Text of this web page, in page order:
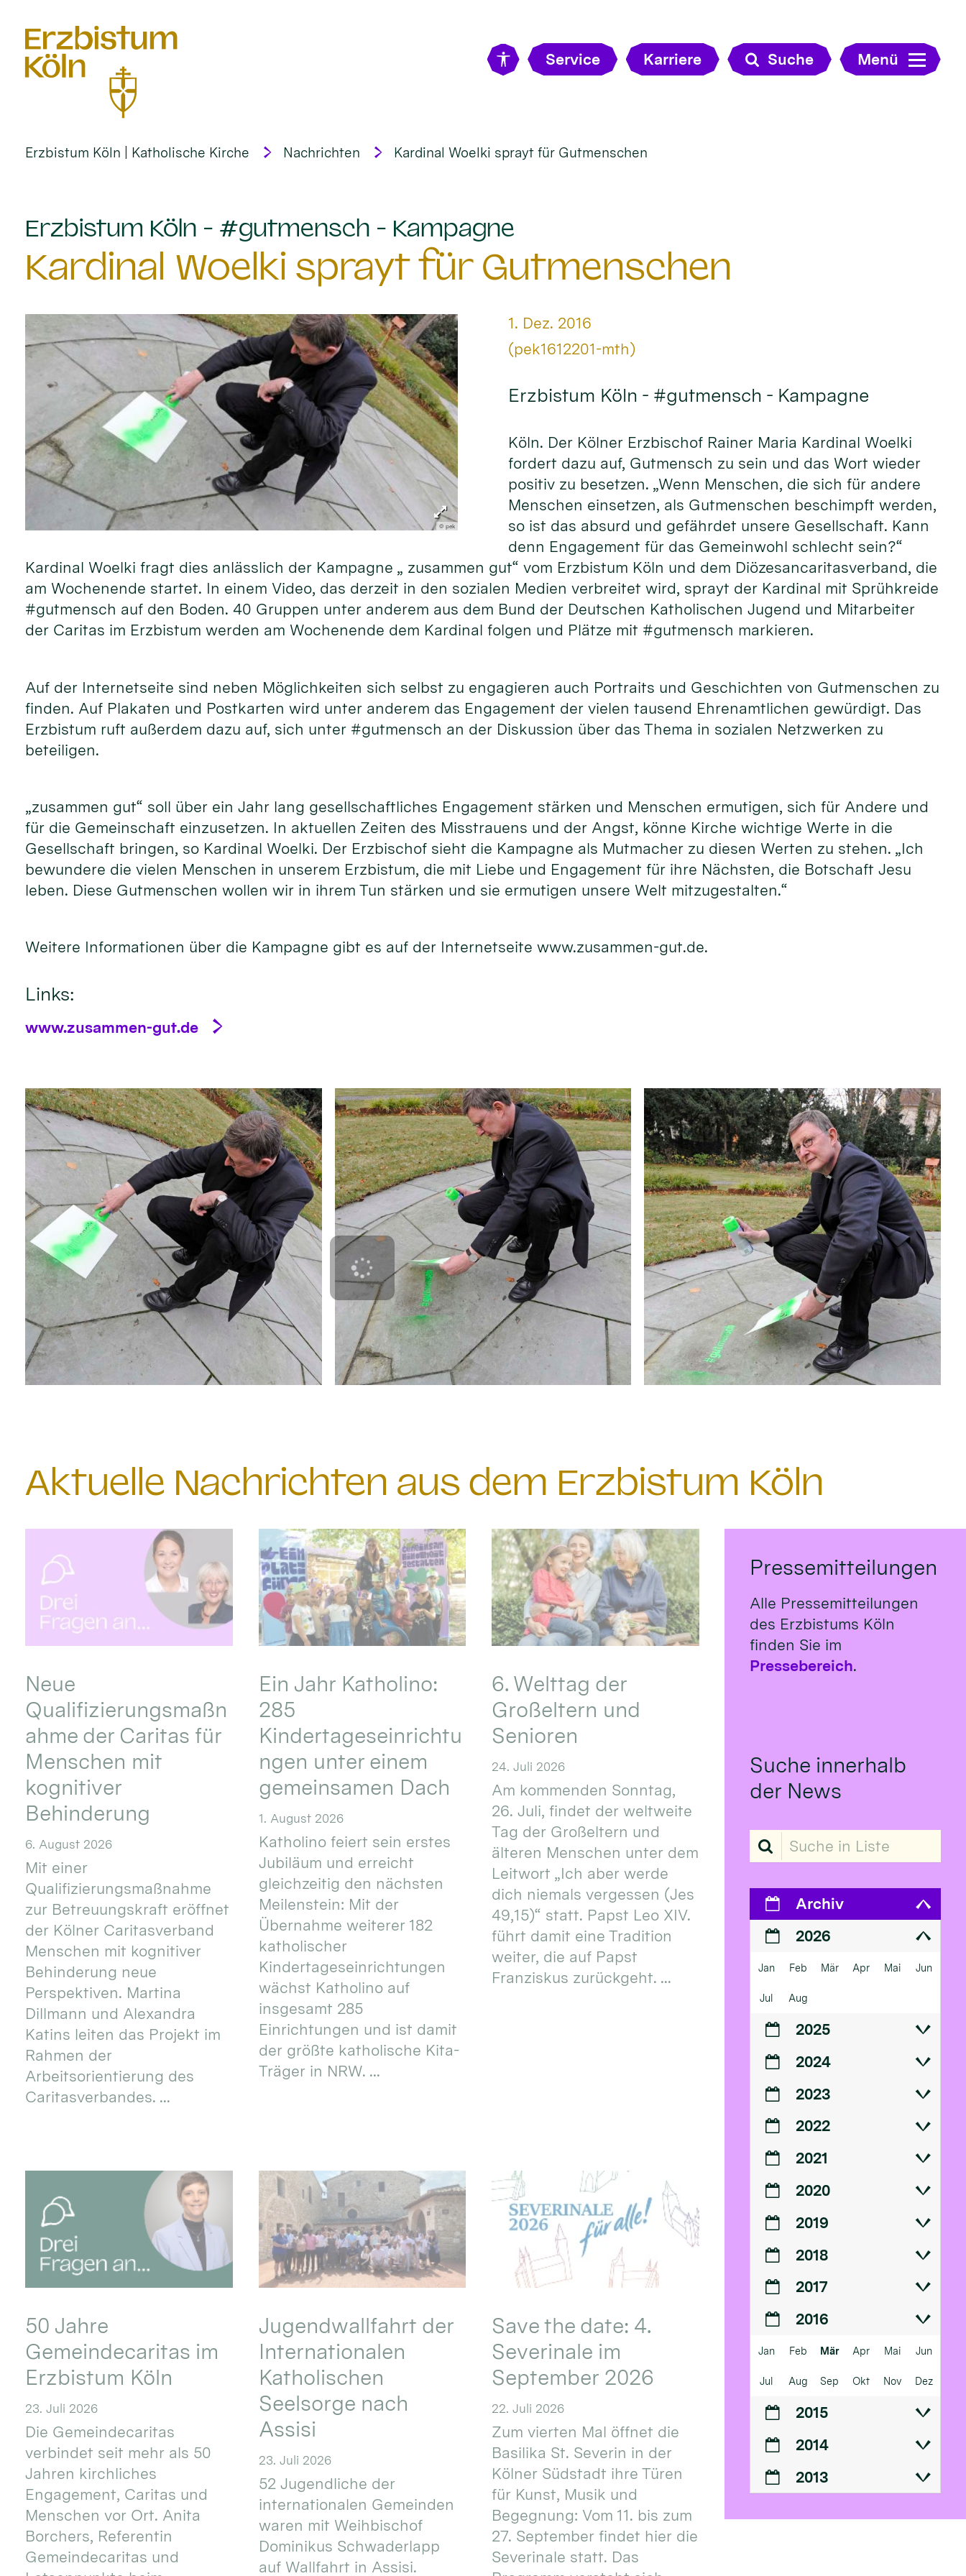
Service Karriere Suche Menü
Erzbistum Köln | Katholische Kirche Nachrichten Kardinal Woelki sprayt für Gutmenschen
Erzbistum Köln - #gutmensch - Kampagne
Kardinal Woelki sprayt für Gutmenschen
© pek
Datum:
1. Dez. 2016
Von:
(pek1612201-mth)
Erzbistum Köln - #gutmensch - Kampagne
Köln. Der Kölner Erzbischof Rainer Maria Kardinal Woelki
fordert dazu auf, Gutmensch zu sein und das Wort wieder
positiv zu besetzen. „Wenn Menschen, die sich für andere
Menschen einsetzen, als Gutmenschen beschimpft werden,
so ist das absurd und gefährdet unsere Gesellschaft. Kann
denn Engagement für das Gemeinwohl schlecht sein?“
Kardinal Woelki fragt dies anlässlich der Kampagne „ zusammen gut“ vom Erzbistum Köln und dem Diözesancaritasverband, die
am Wochenende startet. In einem Video, das derzeit in den sozialen Medien verbreitet wird, sprayt der Kardinal mit Sprühkreide
#gutmensch auf den Boden. 40 Gruppen unter anderem aus dem Bund der Deutschen Katholischen Jugend und Mitarbeiter
der Caritas im Erzbistum werden am Wochenende dem Kardinal folgen und Plätze mit #gutmensch markieren.
Auf der Internetseite sind neben Möglichkeiten sich selbst zu engagieren auch Portraits und Geschichten von Gutmenschen zu
finden. Auf Plakaten und Postkarten wird unter anderem das Engagement der vielen tausend Ehrenamtlichen gewürdigt. Das
Erzbistum ruft außerdem dazu auf, sich unter #gutmensch an der Diskussion über das Thema in sozialen Netzwerken zu
beteiligen.
„zusammen gut“ soll über ein Jahr lang gesellschaftliches Engagement stärken und Menschen ermutigen, sich für Andere und
für die Gemeinschaft einzusetzen. In aktuellen Zeiten des Misstrauens und der Angst, könne Kirche wichtige Werte in die
Gesellschaft bringen, so Kardinal Woelki. Der Erzbischof sieht die Kampagne als Mutmacher zu diesen Werten zu stehen. „Ich
bewundere die vielen Menschen in unserem Erzbistum, die mit Liebe und Engagement für ihre Nächsten, die Botschaft Jesu
leben. Diese Gutmenschen wollen wir in ihrem Tun stärken und sie ermutigen unsere Welt mitzugestalten.“
Weitere Informationen über die Kampagne gibt es auf der Internetseite www.zusammen-gut.de.
Links:
www.zusammen-gut.de
Aktuelle Nachrichten aus dem Erzbistum Köln
Neue
Qualifizierungsmaßn
ahme der Caritas für
Menschen mit
kognitiver
Behinderung
6. August 2026
Mit einer
Qualifizierungsmaßnahme
zur Betreuungskraft eröffnet
der Kölner Caritasverband
Menschen mit kognitiver
Behinderung neue
Perspektiven. Martina
Dillmann und Alexandra
Katins leiten das Projekt im
Rahmen der
Arbeitsorientierung des
Caritasverbandes. ...
Ein Jahr Katholino:
285
Kindertageseinrichtu
ngen unter einem
gemeinsamen Dach
1. August 2026
Katholino feiert sein erstes
Jubiläum und erreicht
gleichzeitig den nächsten
Meilenstein: Mit der
Übernahme weiterer 182
katholischer
Kindertageseinrichtungen
wächst Katholino auf
insgesamt 285
Einrichtungen und ist damit
der größte katholische Kita-
Träger in NRW. ...
6. Welttag der
Großeltern und
Senioren
24. Juli 2026
Am kommenden Sonntag,
26. Juli, findet der weltweite
Tag der Großeltern und
älteren Menschen unter dem
Leitwort „Ich aber werde
dich niemals vergessen (Jes
49,15)“ statt. Papst Leo XIV.
führt damit eine Tradition
weiter, die auf Papst
Franziskus zurückgeht. ...
50 Jahre
Gemeindecaritas im
Erzbistum Köln
23. Juli 2026
Die Gemeindecaritas
verbindet seit mehr als 50
Jahren kirchliches
Engagement, Caritas und
Menschen vor Ort. Anita
Borchers, Referentin
Gemeindecaritas und
Jugendwallfahrt der
Internationalen
Katholischen
Seelsorge nach
Assisi
23. Juli 2026
52 Jugendliche der
internationalen Gemeinden
waren mit Weihbischof
Dominikus Schwaderlapp
auf Wallfahrt in Assisi.
Save the date: 4.
Severinale im
September 2026
22. Juli 2026
Zum vierten Mal öffnet die
Basilika St. Severin in der
Kölner Südstadt ihre Türen
für Kunst, Musik und
Begegnung: Vom 11. bis zum
27. September findet hier die
Severinale statt. Das
Pressemitteilungen
Alle Pressemitteilungen
des Erzbistums Köln
finden Sie im
Pressebereich.
Suche innerhalb
der News
Suche in Liste
Archiv
2026
Jan Feb Mär Apr Mai Jun
Jul Aug
2025
2024
2023
2022
2021
2020
2019
2018
2017
2016
Jan Feb Mär Apr Mai Jun
Jul Aug Sep Okt Nov Dez
2015
2014
2013